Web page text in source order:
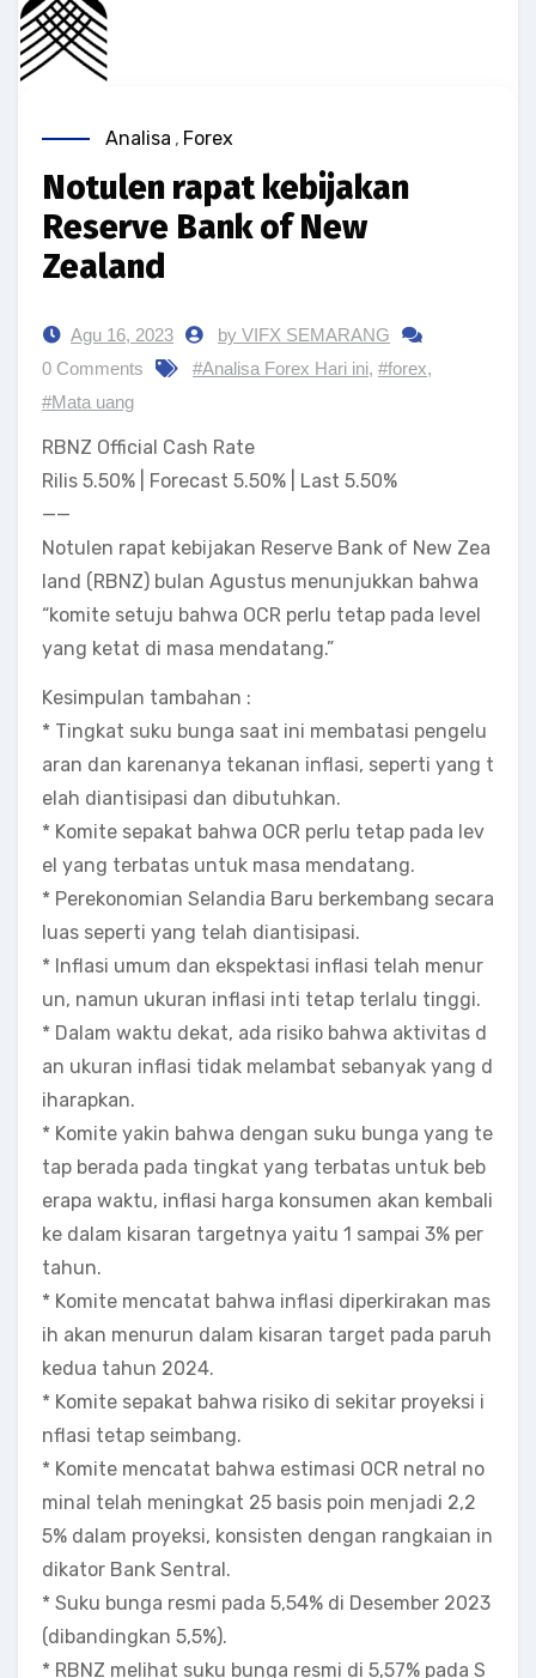
Analisa , Forex
Notulen rapat kebijakan
Reserve Bank of New
Zealand
Agu 16, 2023
by VIFX SEMARANG
0 Comments
#Analisa Forex Hari ini, #forex,
#Mata uang
RBNZ Official Cash Rate
Rilis 5.50% | Forecast 5.50% | Last 5.50%
——
Notulen rapat kebijakan Reserve Bank of New Zea
land (RBNZ) bulan Agustus menunjukkan bahwa
“komite setuju bahwa OCR perlu tetap pada level
yang ketat di masa mendatang.”
Kesimpulan tambahan :
* Tingkat suku bunga saat ini membatasi pengelu
aran dan karenanya tekanan inflasi, seperti yang t
elah diantisipasi dan dibutuhkan.
* Komite sepakat bahwa OCR perlu tetap pada lev
el yang terbatas untuk masa mendatang.
* Perekonomian Selandia Baru berkembang secara
luas seperti yang telah diantisipasi.
* Inflasi umum dan ekspektasi inflasi telah menur
un, namun ukuran inflasi inti tetap terlalu tinggi.
* Dalam waktu dekat, ada risiko bahwa aktivitas d
an ukuran inflasi tidak melambat sebanyak yang d
iharapkan.
* Komite yakin bahwa dengan suku bunga yang te
tap berada pada tingkat yang terbatas untuk beb
erapa waktu, inflasi harga konsumen akan kembali
ke dalam kisaran targetnya yaitu 1 sampai 3% per
tahun.
* Komite mencatat bahwa inflasi diperkirakan mas
ih akan menurun dalam kisaran target pada paruh
kedua tahun 2024.
* Komite sepakat bahwa risiko di sekitar proyeksi i
nflasi tetap seimbang.
* Komite mencatat bahwa estimasi OCR netral no
minal telah meningkat 25 basis poin menjadi 2,2
5% dalam proyeksi, konsisten dengan rangkaian in
dikator Bank Sentral.
* Suku bunga resmi pada 5,54% di Desember 2023
(dibandingkan 5,5%).
* RBNZ melihat suku bunga resmi di 5,57% pada S